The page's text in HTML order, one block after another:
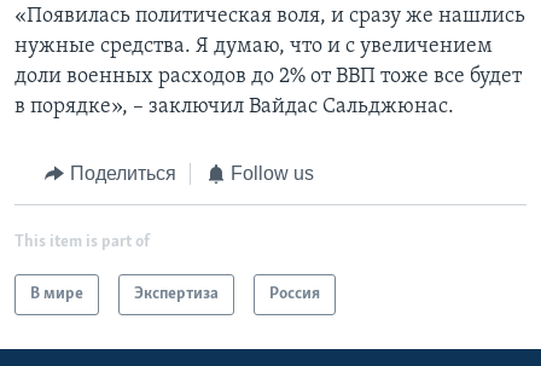
«Появилась политическая воля, и сразу же нашлись
нужные средства. Я думаю, что и с увеличением
доли военных расходов до 2% от ВВП тоже все будет
в порядке», – заключил Вайдас Сальджюнас.
Поделиться Follow us
This item is part of
В мире Экспертиза Россия